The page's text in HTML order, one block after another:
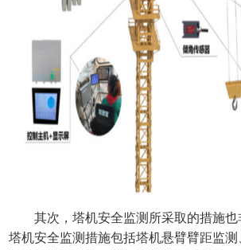
其次，塔机安全监测所采取的措施也
塔机安全监测措施包括塔机悬臂臂距监